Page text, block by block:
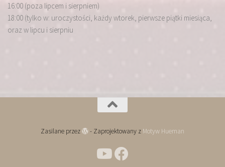
16:00 (poza lipcem i sierpniem)
18:00 (tylko w: uroczystości, każdy wtorek, pierwsze piątki miesiąca,
oraz w lipcu i sierpniu
Zasilane przez - Zaprojektowany z Motyw Hueman